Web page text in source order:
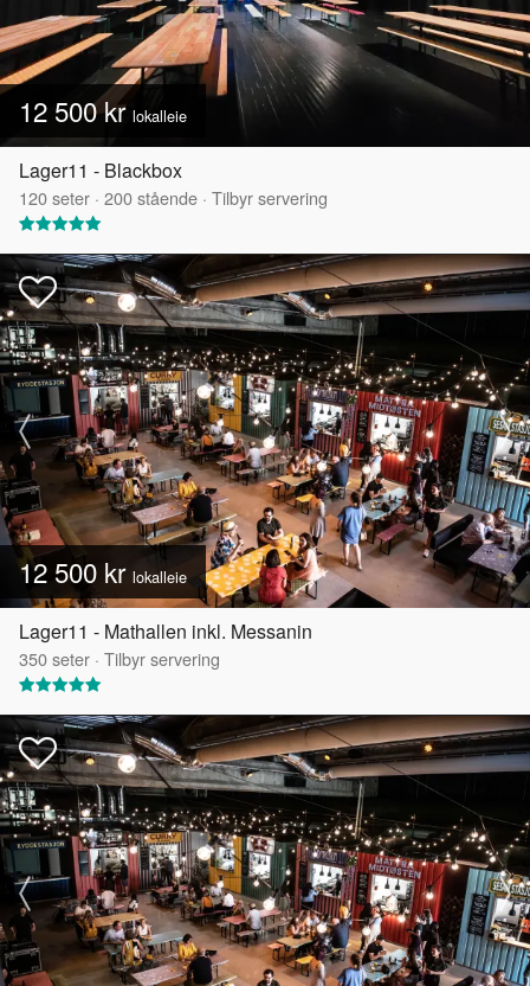
12 500 kr lokalleie
Lager11 - Blackbox
120seter · 200stående · Tilbyr servering
12 500 kr lokalleie
Lager11 - Mathallen inkl. Messanin
350seter · Tilbyr servering